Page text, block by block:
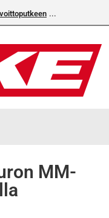
MM-